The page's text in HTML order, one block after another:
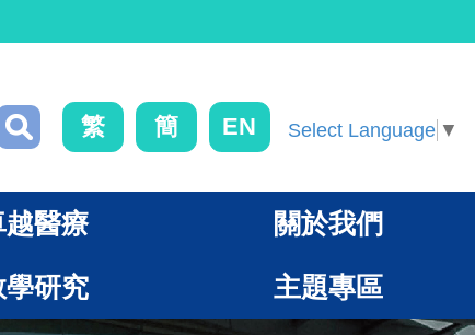
繁 簡 EN Select Language ▼
越醫療 關於我們
學研究 主題專區